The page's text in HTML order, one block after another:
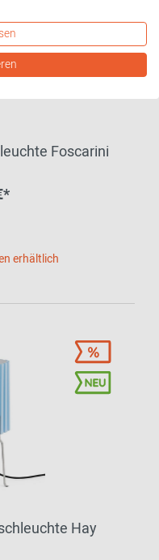
Foscarini
erhältlich
Hay